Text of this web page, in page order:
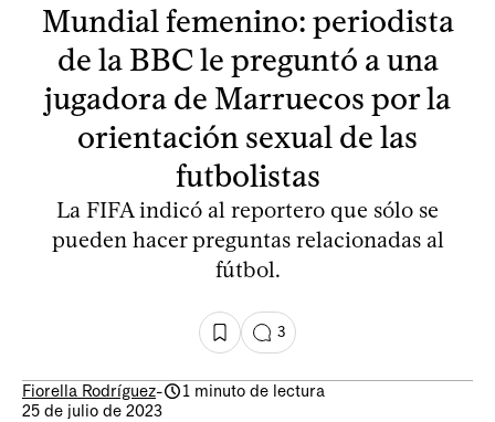
Mundial femenino: periodista
de la BBC le preguntó a una
jugadora de Marruecos por la
orientación sexual de las
futbolistas
La FIFA indicó al reportero que sólo se
pueden hacer preguntas relacionadas al
fútbol.
3
Fiorella Rodríguez-
1 minuto de lectura
25 de julio de 2023